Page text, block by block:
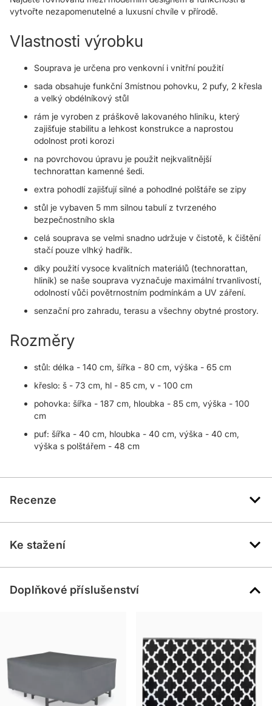
vytvořte nezapomenutelné a luxusní chvíle v přírodě.
Vlastnosti výrobku
Souprava je určena pro venkovní i vnitřní použití
sada obsahuje funkční 3místnou pohovku, 2 pufy, 2 křesla
a velký obdélníkový stůl
rám je vyroben z práškově lakovaného hliníku, který
zajišťuje stabilitu a lehkost konstrukce a naprostou
odolnost proti korozi
na povrchovou úpravu je použit nejkvalitnější
technorattan kamenné šedi.
extra pohodlí zajišťují silné a pohodlné polštáře se zipy
stůl je vybaven 5 mm silnou tabulí z tvrzeného
bezpečnostního skla
celá souprava se velmi snadno udržuje v čistotě, k čištění
stačí pouze vlhký hadřík.
díky použití vysoce kvalitních materiálů (technorattan,
hliník) se naše souprava vyznačuje maximální trvanlivostí,
odolností vůči povětrnostním podmínkám a UV záření.
senzační pro zahradu, terasu a všechny obytné prostory.
Rozměry
stůl: délka - 140 cm, šířka - 80 cm, výška - 65 cm
křeslo: š - 73 cm, hl - 85 cm, v - 100 cm
pohovka: šířka - 187 cm, hloubka - 85 cm, výška - 100
cm
puf: šířka - 40 cm, hloubka - 40 cm, výška - 40 cm,
výška s polštářem - 48 cm
Recenze
Ke stažení
Doplňkové příslušenství